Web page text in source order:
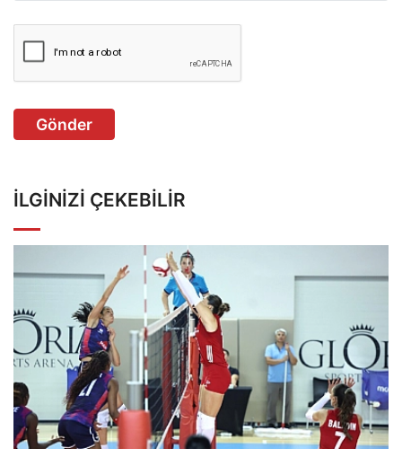
Gönder
İLGINIZI ÇEKEBILIR